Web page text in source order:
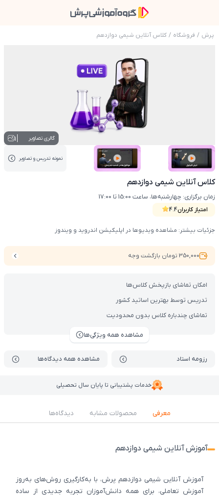
پرش / فروشگاه / کلاس آنلاین شیمی دوازدهم
عکس محصول کلاس آنلاین شیمی دوازدهم
گالری تصاویر 1
عکس کاور نمونه تدریس
نمونه تدریس‌ و تصاویر
کلاس آنلاین شیمی دوازدهم
امتیاز کاربران4.4
زمان برگزاری: چهارشنبه‌ها، ساعت 15:00 تا 17:00
امکان تماشای بازپخش کلاس‌ها
تدریس توسط بهترین اساتید کشور
تماشای چندباره کلاس بدون محدودیت
مشاهده همه ویژگی‌ها
رزومه استاد مشاهده همه دیدگاه‌ها
خدمات پشتیبانی تا پایان سال تحصیلی
جزئیات بیشتر: مشاهده ویدیوها در اپلیکیشن اندروید و ویندوز
350,000 تومان بازگشت وجه
معرفی محصولات مشابه دیدگاه‌ها
آموزش آنلاین شیمی دوازدهم
آموزش آنلاین شیمی دوازدهم پرش، با به‌کارگیری روش‌های به‌روز
آموزش تعاملی، برای همه دانش‌آموزان تجربه جدیدی از ساده